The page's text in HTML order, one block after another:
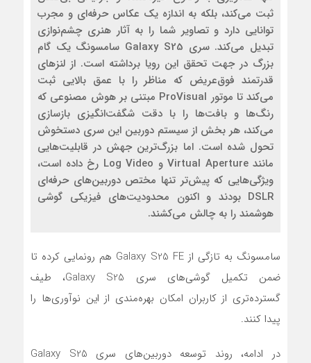
ثبت می‌کند، بلکه به اندازه یک عکاس حرفه‌ای و مجرب
توانایی دارد و تصاویر شما را به آثار هنری چشم‌نوازی
تبدیل می‌کند. سری Galaxy S25 سامسونگ یک گام
بزرگ در جهت تحقق این رویا برداشته است. از لنزهای
قدرتمند فوق‌عریض که مناظر را با عمق بالایی ثبت
می‌کند تا موتور ProVisual مبتنی بر هوش مصنوعی که
رنگ‌ها و بافت‌ها را با دقت شگفت‌انگیزی بازسازی
می‌کند، هر بخش از سیستم دوربین این سری دستخوش
تحول شده است. اما بزرگ‌ترین جهش در قابلیت‌هایی
مانند Virtual Aperture و Log Video رخ داده است،
ویژگی‌هایی که پیش‌تر تنها مختص دوربین‌های حرفه‌ای
DSLR بودند و اکنون محدودیت‌های فیزیکی گوشی
هوشمند را به چالش می‌کشند.
سامسونگ به تازگی از Galaxy S25 FE هم رونمایی کرده تا
ضمن تکمیل گوشی‌های سری Galaxy S25، طیف
گسترده‌‌‌تری از کاربران امکان بهره‌مندی از این نوآوری‌ها را
پیدا کنند.
در ادامه، روند توسعه دوربین‌های سری Galaxy S25